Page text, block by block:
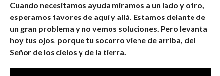
Cuando necesitamos ayuda miramos a un lado y otro,
esperamos favores de aquí y allá. Estamos delante de
un gran problema y no vemos soluciones. Pero levanta
hoy tus ojos, porque tu socorro viene de arriba, del
Señor de los cielos y de la tierra.